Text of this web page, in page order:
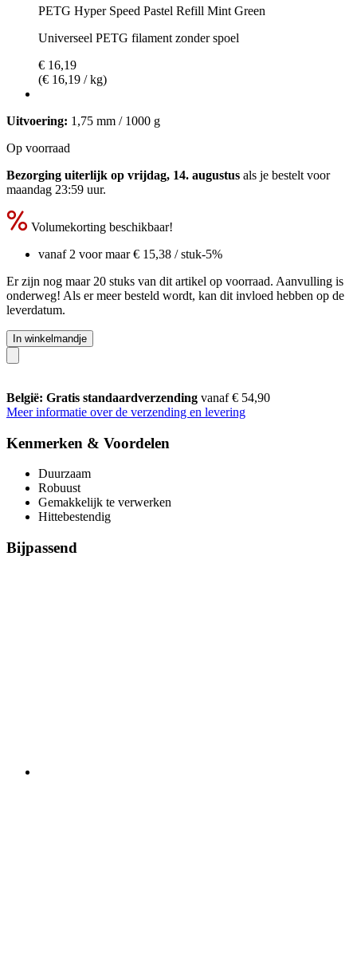
PETG Hyper Speed Pastel Refill Mint Green
Universeel PETG filament zonder spoel
€ 16,19
(€ 16,19 / kg)
Uitvoering: 1,75 mm / 1000 g
Op voorraad
Bezorging uiterlijk op vrijdag, 14. augustus als je bestelt voor
maandag 23:59 uur.
Volumekorting beschikbaar!
vanaf 2 voor maar€ 15,38 / stuk-5%
Er zijn nog maar 20 stuks van dit artikel op voorraad. Aanvulling is
onderweg! Als er meer besteld wordt, kan dit invloed hebben op de
leverdatum.
In winkelmandje
België: Gratis standaardverzending vanaf € 54,90
Meer informatie over de verzending en levering
Kenmerken & Voordelen
Duurzaam
Robuust
Gemakkelijk te verwerken
Hittebestendig
Bijpassend